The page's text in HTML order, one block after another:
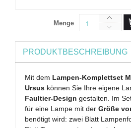
Menge
PRODUKTBESCHREIBUNG
Mit dem Lampen-Komplettset
Ursus können Sie Ihre eigene
Faultier-Design gestalten. Im
für eine Lampe mit derGröße
benötigt wird: zwei Blatt